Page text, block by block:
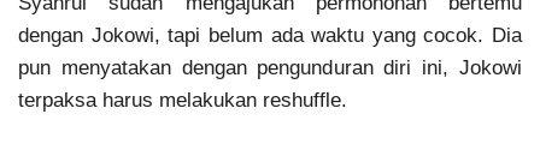
dengan Jokowi, tapi belum ada waktu yang cocok. Dia
pun menyatakan dengan pengunduran diri ini, Jokowi
terpaksa harus melakukan reshuffle.